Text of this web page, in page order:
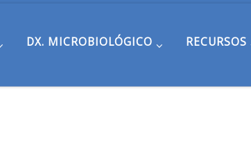
DX. MICROBIOLÓGICO RECURSOS